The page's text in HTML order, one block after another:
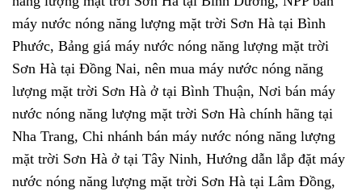
máy nước nóng năng lượng mặt trời Sơn Hà tại Bình
Phước, Bảng giá máy nước nóng năng lượng mặt trời
Sơn Hà tại Đồng Nai, nên mua máy nước nóng năng
lượng mặt trời Sơn Hà ở tại Bình Thuận, Nơi bán máy
nước nóng năng lượng mặt trời Sơn Hà chính hãng tại
Nha Trang, Chi nhánh bán máy nước nóng năng lượng
mặt trời Sơn Hà ở tại Tây Ninh, Hướng dẫn lắp đặt máy
nước nóng năng lượng mặt trời Sơn Hà tại Lâm Đồng,